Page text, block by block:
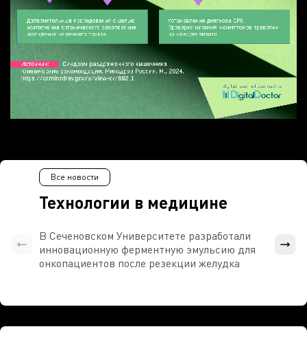
Технологии в медицине
Все новости
В Сеченовском Университете разработали
инновационную ферментную эмульсию для
онкопациентов после резекции желудка